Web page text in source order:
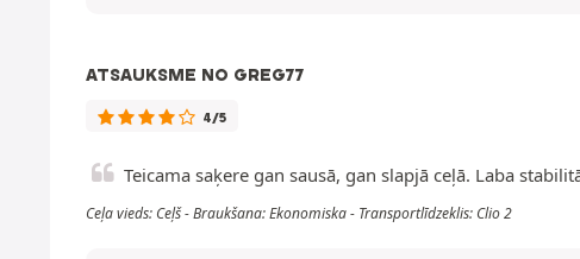
ATSAUKSME NO GREG77
4/5
Teicama saķere gan sausā, gan slapjā ceļā. Laba
Ceļa vieds: Ceļš - Braukšana: Ekonomiska - Transportlīdzeklis: Clio 2